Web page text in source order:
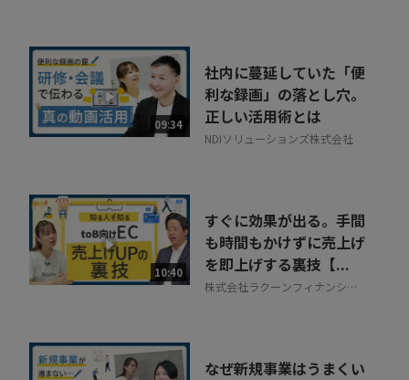
09:34
社内に蔓延していた「便
利な録画」の落とし穴。
正しい活用術とは
NDIソリューションズ株式会社
10:40
すぐに効果が出る。手間
も時間もかけずに売上げ
を即上げする裏技【...
株式会社ラクーンフィナンシャ
なぜ新規事業はうまくい